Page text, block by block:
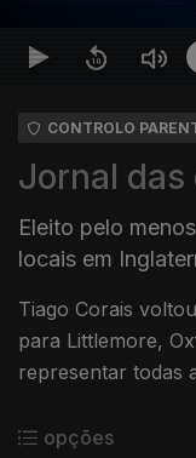
CONTROLO
Jornal
Eleito pelo
locais em
Tiago Corais
para Littlemore,
representar todas
do Sr Sto Cristo
opções